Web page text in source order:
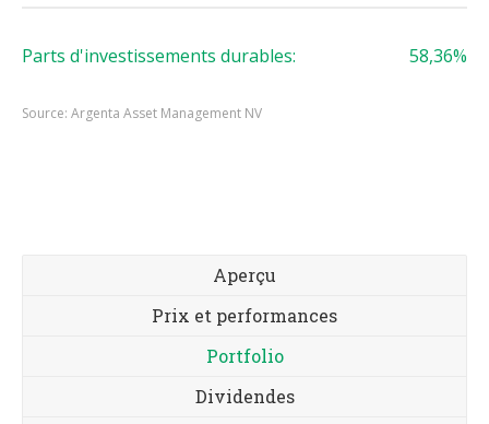
Parts d'investissements durables: 58,36%
Source: Argenta Asset Management NV
Aperçu
Prix et performances
Portfolio
Dividendes